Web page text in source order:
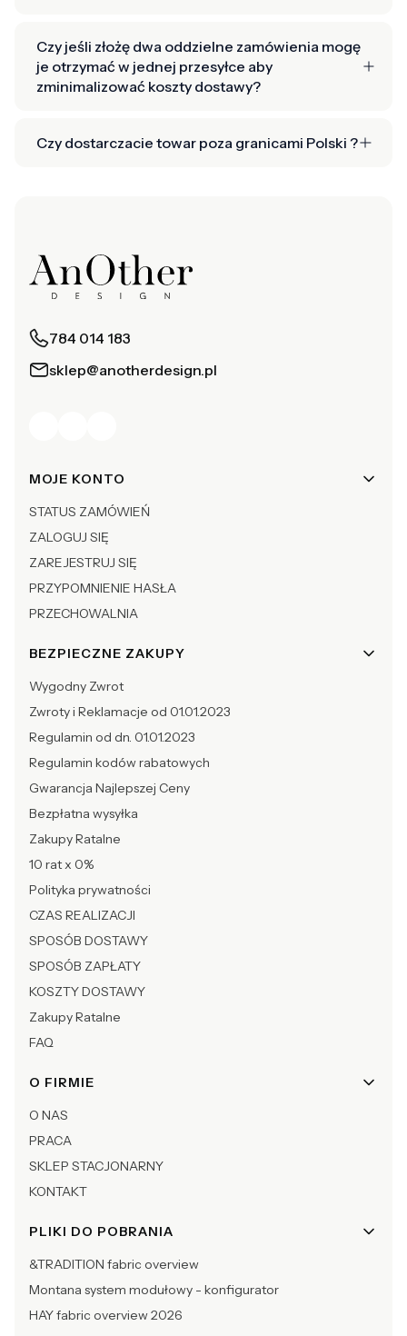
Czy jeśli złożę dwa oddzielne zamówienia mogę
je otrzymać w jednej przesyłce aby
zminimalizować koszty dostawy?
Czy dostarczacie towar poza granicami Polski ?
784 014 183
sklep@anotherdesign.pl
Linki w stopce
MOJE KONTO
STATUS ZAMÓWIEŃ
ZALOGUJ SIĘ
ZAREJESTRUJ SIĘ
PRZYPOMNIENIE HASŁA
PRZECHOWALNIA
BEZPIECZNE ZAKUPY
Wygodny Zwrot
Zwroty i Reklamacje od 01.01.2023
Regulamin od dn. 01.01.2023
Regulamin kodów rabatowych
Gwarancja Najlepszej Ceny
Bezpłatna wysyłka
Zakupy Ratalne
10 rat x 0%
Polityka prywatności
CZAS REALIZACJI
SPOSÓB DOSTAWY
SPOSÓB ZAPŁATY
KOSZTY DOSTAWY
Zakupy Ratalne
FAQ
O FIRMIE
O NAS
PRACA
SKLEP STACJONARNY
KONTAKT
PLIKI DO POBRANIA
&TRADITION fabric overview
Montana system modułowy - konfigurator
HAY fabric overview 2026